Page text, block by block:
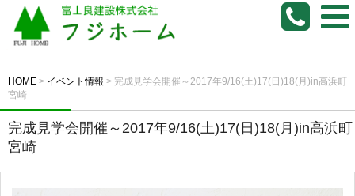
HOME > イベント情報 > 完成見学会開催～2017年9/16(土)17(日)18(月)in高浜町
宮崎
完成見学会開催～2017年9/16(土)17(日)18(月)in高浜町
宮崎